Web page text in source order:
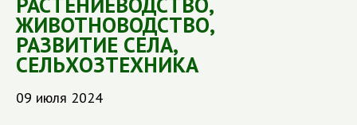
ЖИВОТНОВОДСТВО,
РАЗВИТИЕ СЕЛА,
СЕЛЬХОЗТЕХНИКА
09 июля 2024